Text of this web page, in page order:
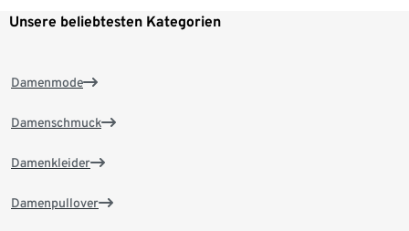
Unsere beliebtesten Kategorien
Damenmode
Damenschmuck
Damenkleider
Damenpullover